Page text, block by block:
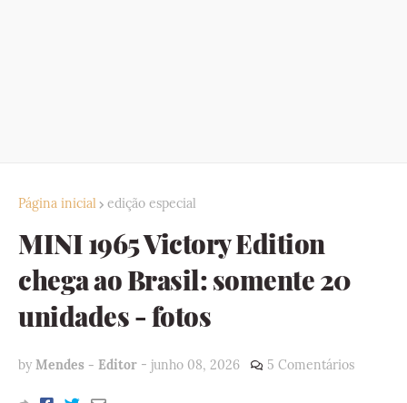
Página inicial edição especial
MINI 1965 Victory Edition
chega ao Brasil: somente 20
unidades - fotos
by Mendes - Editor - junho 08, 2026 5 Comentários